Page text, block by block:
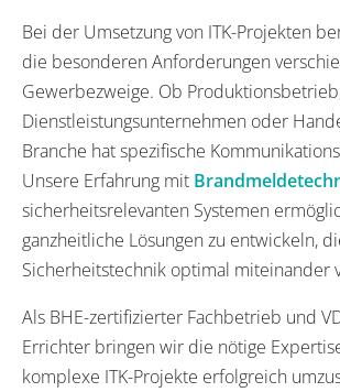
Bei der Umsetzung von ITK-Projekten
die besonderen Anforderungen
Gewerbezweige. Ob
Dienstleistungsunternehmen oder
Branche hat spezifische
Unsere Erfahrung mit
sicherheitsrelevanten Systemen
ganzheitliche Lösungen zu entwickeln,
Sicherheitstechnik optimal miteinander
Als BHE-zertifizierter Fachbetrieb und
Errichter bringen wir die nötige
komplexe ITK-Projekte erfolgreich